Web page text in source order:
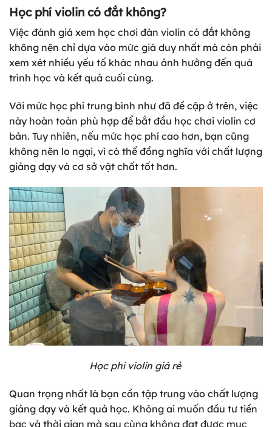
Học phí violin có đắt không?
Việc đánh giá xem học chơi đàn violin có đắt không
không nên chỉ dựa vào mức giá duy nhất mà còn phải
xem xét nhiều yếu tố khác nhau ảnh hưởng đến quá
trình học và kết quả cuối cùng.
Với mức học phí trung bình như đã đề cập ở trên, việc
này hoàn toàn phù hợp để bắt đầu học chơi violin cơ
bản. Tuy nhiên, nếu mức học phí cao hơn, bạn cũng
không nên lo ngại, vì có thể đồng nghĩa với chất lượng
giảng dạy và cơ sở vật chất tốt hơn.
Học phí violin giá rẻ
Quan trọng nhất là bạn cần tập trung vào chất lượng
giảng dạy và kết quả học. Không ai muốn đầu tư tiền
bạc và thời gian mà sau cùng không đạt được mục